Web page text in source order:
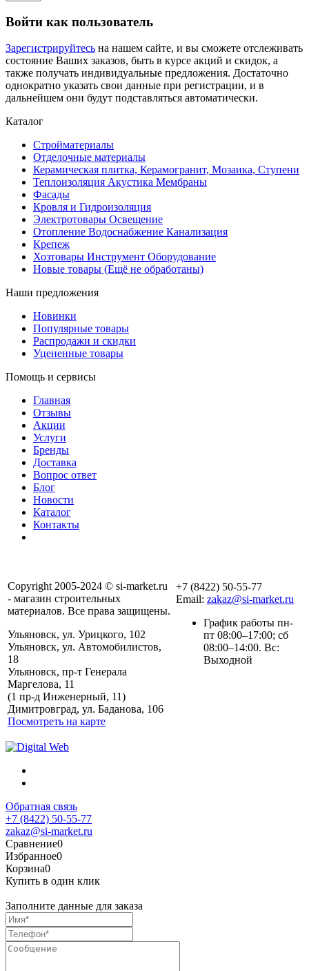
Войти как пользователь
Зарегистрируйтесь на нашем сайте, и вы сможете отслеживать
состояние Ваших заказов, быть в курсе акций и скидок, а
также получать индивидуальные предложения. Достаточно
однократно указать свои данные при регистрации, и в
дальнейшем они будут подставляться автоматически.
Каталог
Стройматериалы
Отделочные материалы
Керамическая плитка, Керамогранит, Мозаика, Ступени
Теплоизоляция Акустика Мембраны
Фасады
Кровля и Гидроизоляция
Электротовары Освещение
Отопление Водоснабжение Канализация
Крепеж
Хозтовары Инструмент Оборудование
Новые товары (Ещё не обработаны)
Наши предложения
Новинки
Популярные товары
Распродажи и скидки
Уцененные товары
Помощь и сервисы
Главная
Отзывы
Акции
Услуги
Бренды
Доставка
Вопрос ответ
Блог
Новости
Каталог
Контакты
Copyright 2005-2024 © si-market.ru
- магазин строительных
материалов. Все права защищены.
Ульяновск, ул. Урицкого, 102
Ульяновск, ул. Автомобилистов,
18
Ульяновск, пр-т Генерала
Маргелова, 11
(1 пр-д Инженерный, 11)
Димитровград, ул. Баданова, 106
Посмотреть на карте
+7 (8422) 50-55-77
Email: zakaz@si-market.ru
График работы пн-
пт 08:00–17:00; сб
08:00–14:00. Вс:
Выходной
Обратная связь
+7 (8422) 50-55-77
zakaz@si-market.ru
Сравнение0
Избранное0
Корзина0
Купить в один клик
Заполните данные для заказа